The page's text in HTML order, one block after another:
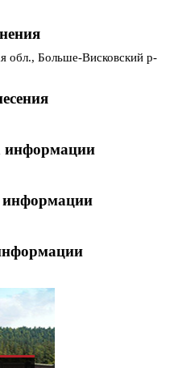
обл., Больше-Висковский р-
информации
информации